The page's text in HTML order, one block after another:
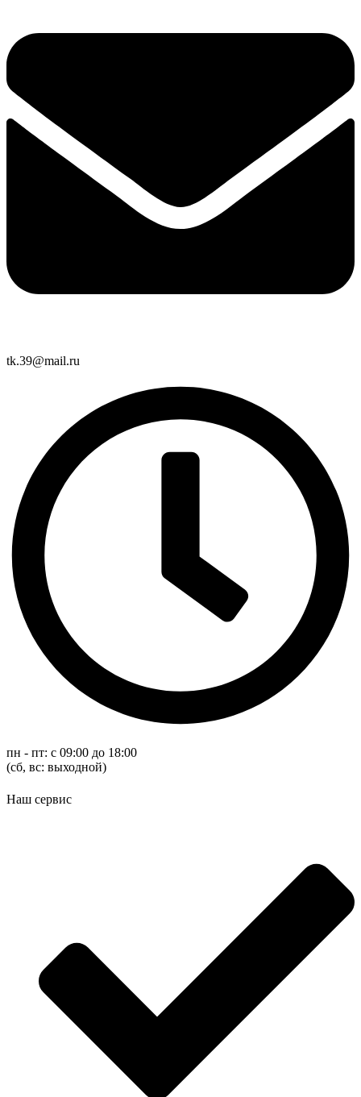
tk.39@mail.ru
пн - пт: с 09:00 до 18:00
(cб, вс: выходной)
Наш сервис